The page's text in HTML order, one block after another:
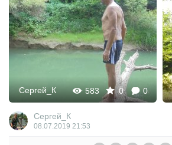
583 0 0
Сергей_К
Сергей_К
08.07.2019 21:53